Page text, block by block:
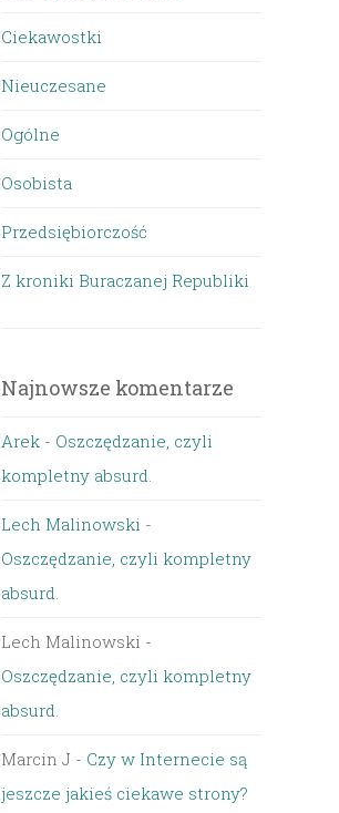
Ciekawostki
Nieuczesane
Ogólne
Osobista
Przedsiębiorczość
Z kroniki Buraczanej Republiki
Najnowsze komentarze
Arek - Oszczędzanie, czyli
kompletny absurd.
Lech Malinowski -
Oszczędzanie, czyli kompletny
absurd.
Lech Malinowski -
Oszczędzanie, czyli kompletny
absurd.
Marcin J - Czy w Internecie są
jeszcze jakieś ciekawe strony?